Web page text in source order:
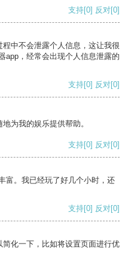
支持[0] 反对[0]
中不会泄露个人信息，这让我很
app，经常会出现个人信息泄露的
支持[0] 反对[0]
为我的娱乐提供帮助。
支持[0] 反对[0]
富。我已经玩了好几个小时，还
支持[0] 反对[0]
化一下，比如将设置页面进行优